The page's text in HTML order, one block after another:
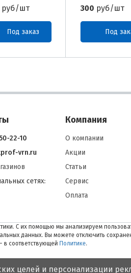
руб/шт
Под заказ
300 руб/шт
Под
22-10
vrn.ru
сетях:
Компания
О компании
Акции
Статьи
Сервис
Оплата
С их помощью мы анализируем
данных. Вы можете отключить
в соответствующей Политике.
целей и персонализации